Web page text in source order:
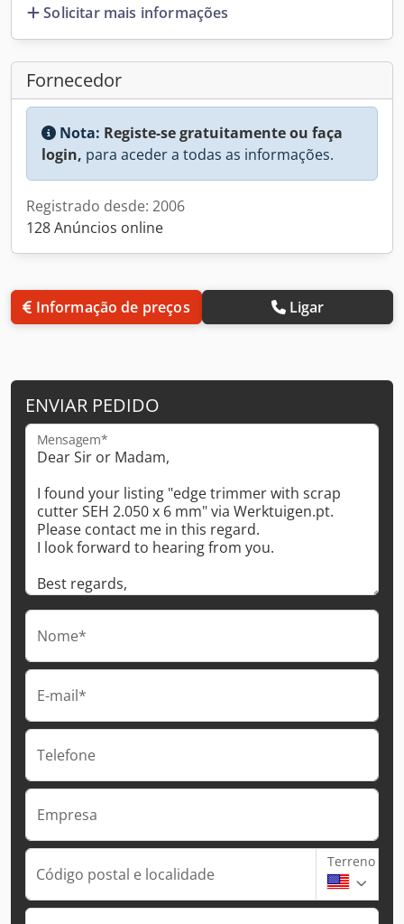
Solicitar mais informações
Fornecedor
Nota: Registe-se gratuitamente ou faça
login, para aceder a todas as informações.
Registrado desde: 2006
128 Anúncios online
Informação de preços Ligar
ENVIAR PEDIDO
Mensagem*
Nome*
E-mail*
Telefone
Empresa
Código postal e localidade
Terreno